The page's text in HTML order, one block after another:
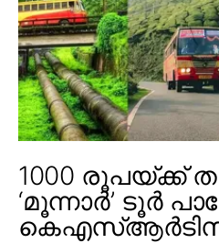
1000 രൂപയ്ക്ക്
‘മൂന്നാർ’ ടൂർ